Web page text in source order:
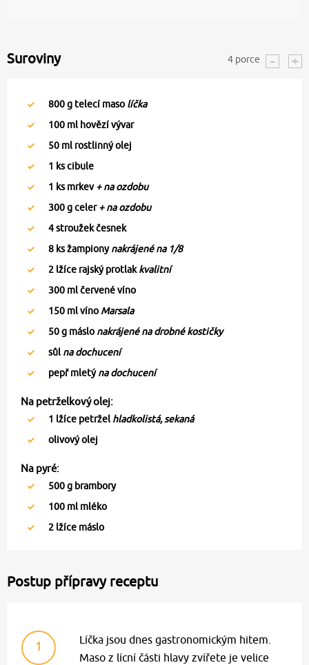
Suroviny 4 porce
800g telecí maso líčka
100 ml hovězí vývar
50 ml rostlinný olej
1 ks cibule
1 ks mrkev+ na ozdobu
300g celer+ na ozdobu
4stroužek česnek
8 ks žampionynakrájené na 1/8
2 lžíce rajský protlakkvalitní
300 ml červené víno
150 ml víno Marsala
50g máslo nakrájené na drobné kostičky
sůl na dochucení
pepř mletýna dochucení
Na petrželkový olej:
1 lžíce petržel hladkolistá, sekaná
olivový olej
Na pyré:
500g brambory
100 ml mléko
2 lžíce máslo
Postup přípravy receptu
1
Líčka jsou dnes gastronomickým hitem.
Maso z lícní části hlavy zvířete je velice